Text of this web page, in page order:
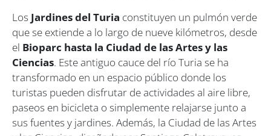
Los Jardines del Turia constituyen un pulmón verde
que se extiende a lo largo de nueve kilómetros, desde
el Bioparc hasta la Ciudad de las Artes y las
Ciencias. Este antiguo cauce del río Turia se ha
transformado en un espacio público donde los
turistas pueden disfrutar de actividades al aire libre,
paseos en bicicleta o simplemente relajarse junto a
sus fuentes y jardines. Además, la Ciudad de las Artes